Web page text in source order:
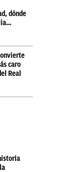
dónde
caro
Real